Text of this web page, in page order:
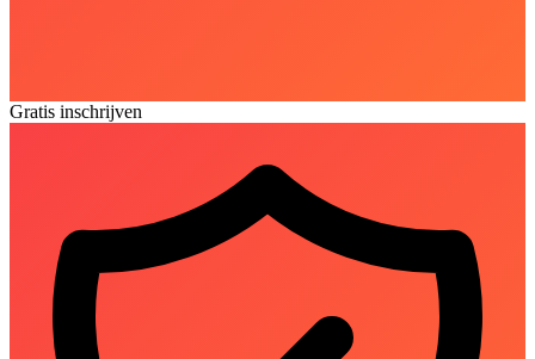
Gratis inschrijven